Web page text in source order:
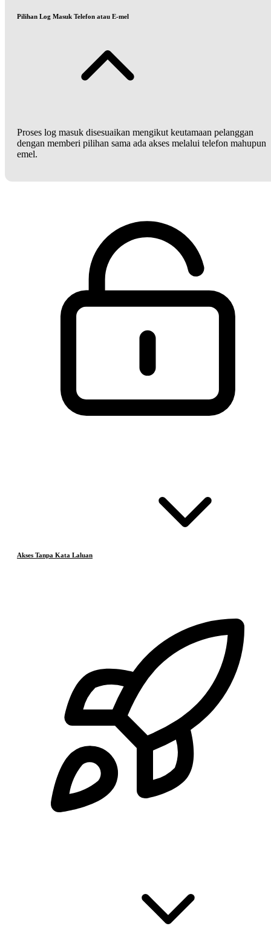
Pilihan Log Masuk Telefon atau E-mel
Proses log masuk disesuaikan mengikut keutamaan pelanggan
dengan memberi pilihan sama ada akses melalui telefon mahupun
emel.
Akses Tanpa Kata Laluan